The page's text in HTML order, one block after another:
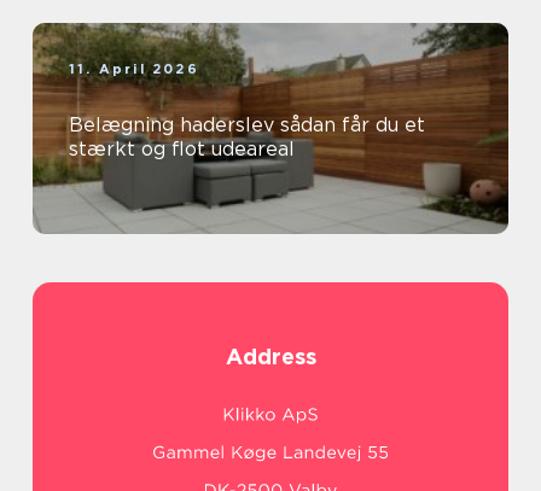
11. April 2026
Belægning haderslev sådan får du et
stærkt og flot udeareal
Address